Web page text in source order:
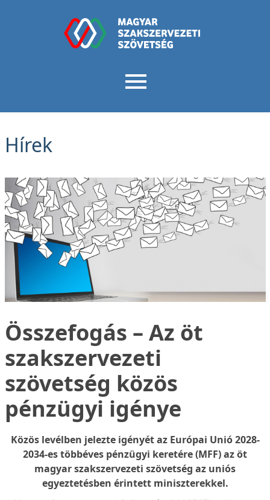
Hírek
Összefogás – Az öt
szakszervezeti
szövetség közös
pénzügyi igénye
Közös levélben jelezte igényét az Európai Unió 2028-
2034-es többéves pénzügyi keretére (MFF) az öt
magyar szakszervezeti szövetség az uniós
egyeztetésben érintett miniszterekkel.